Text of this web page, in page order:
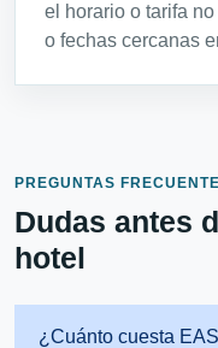
el horario o tarifa
o fechas cercanas
PREGUNTAS
Dudas antes
hotel
¿Cuánto cuesta